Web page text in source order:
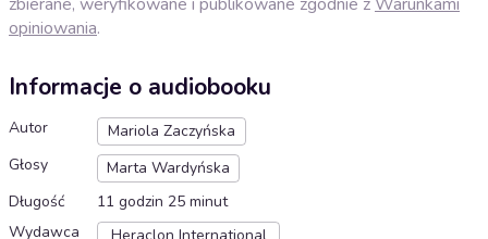
opiniowania.
Informacje o audiobooku
Autor
Mariola Zaczyńska
Głosy
Marta Wardyńska
Długość
11 godzin 25 minut
Wydawca